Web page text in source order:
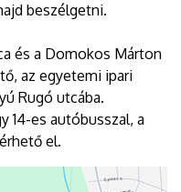
beszélgetni.
és a Domokos Márton
az egyetemi ipari
Rugó utcába.
14-es autóbusszal, a
el.